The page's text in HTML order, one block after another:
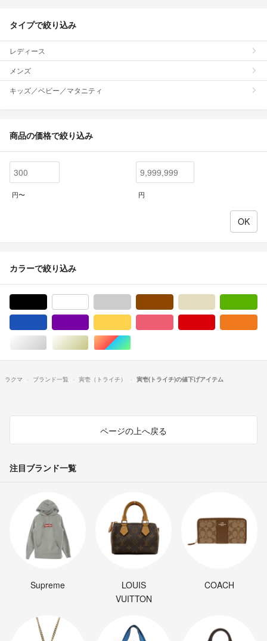
タイプで絞り込み
レディース
メンズ
キッズ／ベビー／マタニティ
商品の価格で絞り込み
円〜 円
カラーで絞り込み
シルバー/銀色系ゴールド/金色系マルチカラー
ラクマ ブランド一覧 寅壱（トライチ） 寅壱(トライチ)の値下げアイテム
ページの上へ戻る
注目ブランド一覧
Supreme
LOUIS
VUITTON
COACH